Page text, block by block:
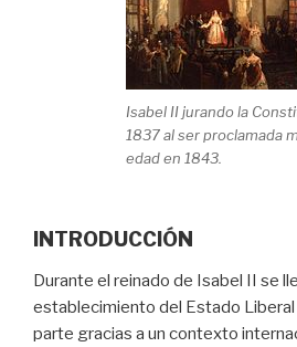
Isabel II jurando la
1837 al ser proclamada
edad en 1843.
INTRODUCCIÓN
Durante el reinado de Isabel II se
establecimiento del Estado Liberal
parte gracias a un contexto